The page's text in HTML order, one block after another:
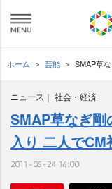
ホーム 芸能 SMAP草
ニュース 社会・経済
SMAP草なぎ剛
入り 二人でCM
2011-05-24 16:00